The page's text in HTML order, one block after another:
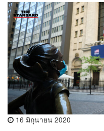
16 มิถุนายน 2020